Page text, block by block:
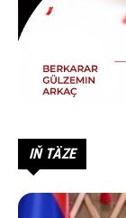
IŇ TÄZE